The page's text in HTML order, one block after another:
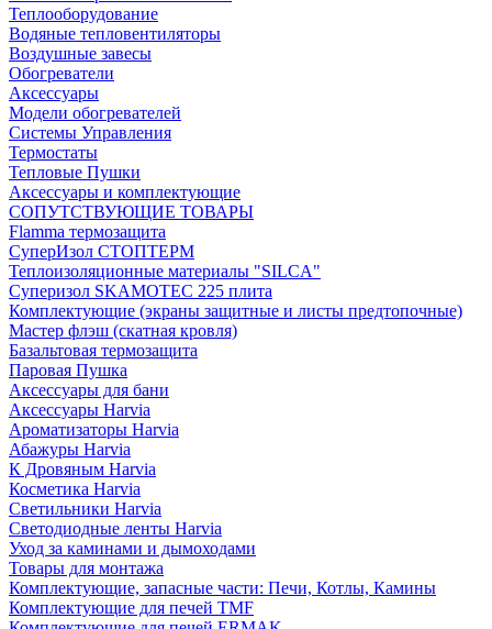
Теплооборудование
Водяные тепловентиляторы
Воздушные завесы
Обогреватели
Аксессуары
Модели обогревателей
Системы Управления
Термостаты
Тепловые Пушки
Аксессуары и комплектующие
СОПУТСТВУЮЩИЕ ТОВАРЫ
Flamma термозащита
СуперИзол СТОПТЕРМ
Теплоизоляционные материалы "SILCA"
Суперизол SKAMOTEC 225 плита
Комплектующие (экраны защитные и листы предтопочные)
Мастер флэш (скатная кровля)
Базальтовая термозащита
Паровая Пушка
Аксессуары для бани
Аксессуары Harvia
Ароматизаторы Harvia
Абажуры Harvia
К Дровяным Harvia
Косметика Harvia
Светильники Harvia
Светодиодные ленты Harvia
Уход за каминами и дымоходами
Товары для монтажа
Комплектующие, запасные части: Печи, Котлы, Камины
Комплектующие для печей TMF